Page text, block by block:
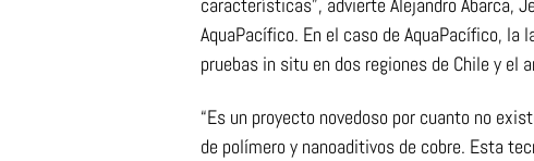
AquaPacífico. En el caso de AquaPacífico,
pruebas in situ en dos regiones de Chile y el
“Es un proyecto novedoso por cuanto no
de polímero y nanoaditivos de cobre. Esta